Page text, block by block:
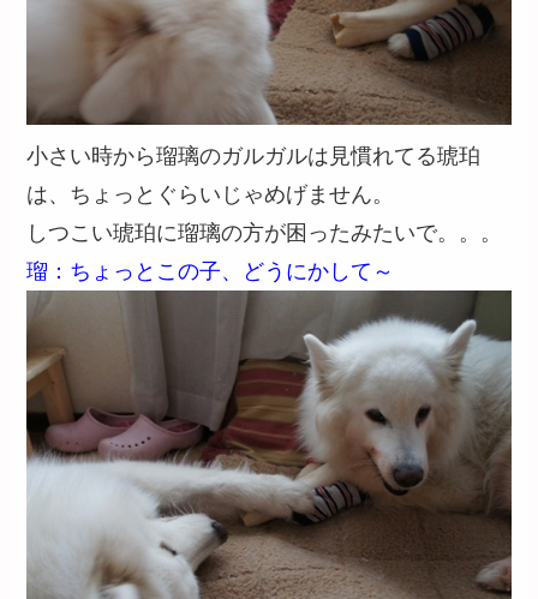
小さい時から瑠璃のガルガルは見慣れてる琥珀
は、ちょっとぐらいじゃめげません。
しつこい琥珀に瑠璃の方が困ったみたいで。。。
瑠：ちょっとこの子、どうにかして～